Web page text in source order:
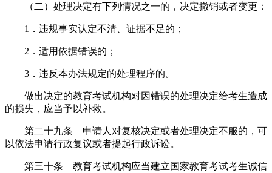
（二）处理决定有下列情况之一的，决定撤销或者变更：
1．违规事实认定不清、证据不足的；
2．适用依据错误的；
3．违反本办法规定的处理程序的。
做出决定的教育考试机构对因错误的处理决定给考生造成
的损失，应当予以补救。
第二十九条 申请人对复核决定或者处理决定不服的，可
以依法申请行政复议或者提起行政诉讼。
第三十条 教育考试机构应当建立国家教育考试考生诚信